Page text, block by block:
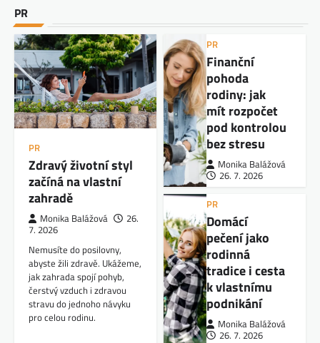
PR
PR
Zdravý životní styl
začíná na vlastní
zahradě
Monika Balážová
26.
7. 2026
Nemusíte do posilovny,
abyste žili zdravě. Ukážeme,
jak zahrada spojí pohyb,
čerstvý vzduch i zdravou
stravu do jednoho návyku
pro celou rodinu.
PR
Finanční
pohoda
rodiny: jak
mít rozpočet
pod kontrolou
bez stresu
Monika Balážová
26. 7. 2026
PR
Domácí
pečení jako
rodinná
tradice i cesta
k vlastnímu
podnikání
Monika Balážová
26. 7. 2026